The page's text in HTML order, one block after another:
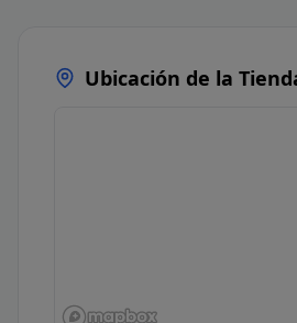
Ubicación de la